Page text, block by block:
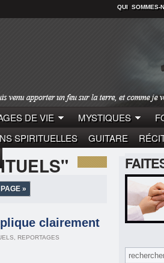
QUI SOMMES-
DE VIE MYSTIQUES
SPIRITUELLES GUITARE
»
clairement
REPORTAGES